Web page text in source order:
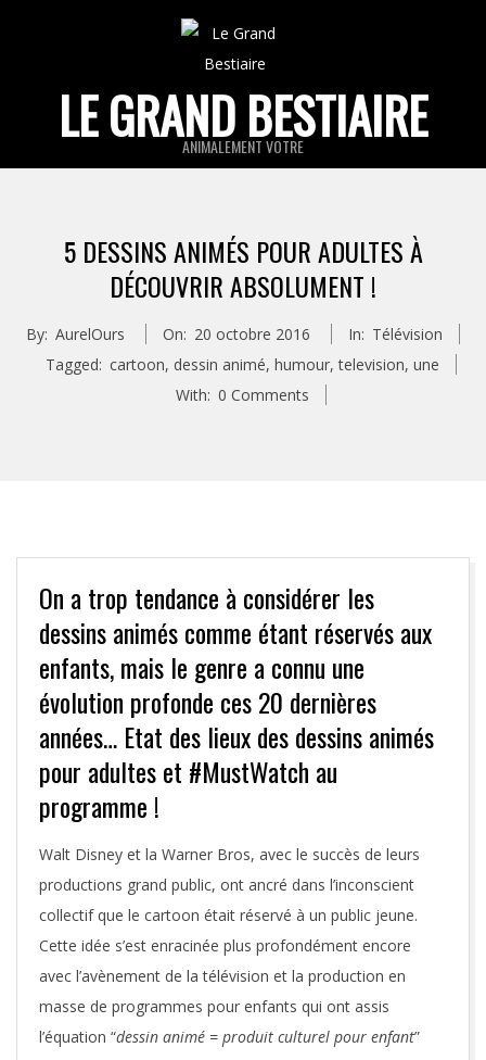
LE GRAND BESTIAIRE
ANIMALEMENT VOTRE
5 DESSINS ANIMÉS POUR ADULTES À
DÉCOUVRIR ABSOLUMENT !
By: AurelOurs On: 20 octobre 2016 In: Télévision
Tagged: cartoon, dessin animé, humour,television, une
With: 0 Comments
On a trop tendance à considérer les
dessins animés comme étant réservés aux
enfants, mais le genre a connu une
évolution profonde ces 20 dernières
années… Etat des lieux des dessins animés
pour adultes et #MustWatch au
programme !
Walt Disney et la Warner Bros, avec le succès de leurs
productions grand public, ont ancré dans l’inconscient
collectif que le cartoon était réservé à un public jeune.
Cette idée s’est enracinée plus profondément encore
avec l’avènement de la télévision et la production en
masse de programmes pour enfants qui ont assis
l’équation “dessin animé = produit culturel pour enfant”